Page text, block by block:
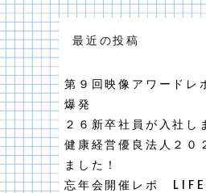
最近の投稿
第９回映像アワードレ
爆発
２６新卒社員が入社し
健康経営優良法人２０
ました！
忘年会開催レポ